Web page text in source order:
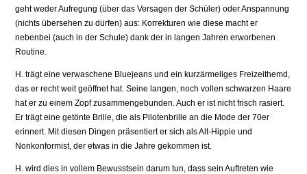
geht weder Aufregung (über das Versagen der Schüler) oder Anspannung
(nichts übersehen zu dürfen) aus: Korrekturen wie diese macht er
nebenbei (auch in der Schule) dank der in langen Jahren erworbenen
Routine.
H. trägt eine verwaschene Bluejeans und ein kurzärmeliges Freizeithemd,
das er recht weit geöffnet hat. Seine langen, noch vollen schwarzen Haare
hat er zu einem Zopf zusammengebunden. Auch er ist nicht frisch rasiert.
Er trägt eine getönte Brille, die als Pilotenbrille an die Mode der 70er
erinnert. Mit diesen Dingen präsentiert er sich als Alt-Hippie und
Nonkonformist, der etwas in die Jahre gekommen ist.
H. wird dies in vollem Bewusstsein darum tun, dass sein Auftreten wie